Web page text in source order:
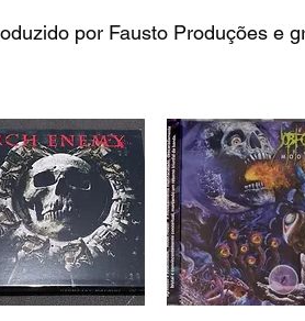
por Fausto Produções e